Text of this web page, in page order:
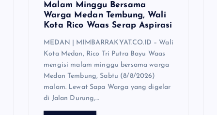
Malam Minggu Bersama
Warga Medan Tembung, Wali
Kota Rico Waas Serap Aspirasi
MEDAN | MIMBARRAKYAT.CO.ID – Wali
Kota Medan, Rico Tri Putra Bayu Waas
mengisi malam minggu bersama warga
Medan Tembung, Sabtu (8/8/2026)
malam. Lewat Sapa Warga yang digelar
di Jalan Durung,…